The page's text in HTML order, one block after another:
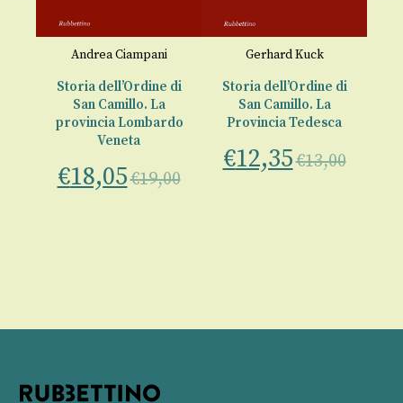
Andrea Ciampani
Storia dell’Ordine di
San Camillo. La
provincia Lombardo
Veneta
€18,05€19,00
Gerhard Kuck
Storia dell’Ordine di
San Camillo. La
Provincia Tedesca
€12,35€13,00